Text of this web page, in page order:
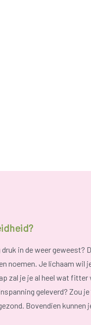
in de weer
noemen. Je lichaam
zal je je al heel wat fitter
geleverd? Zou je
Bovendien kunnen